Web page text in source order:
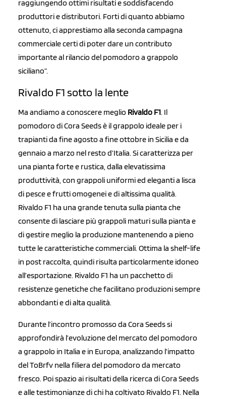
raggiungendo ottimi risultati e soddisfacendo
produttori e distributori. Forti di quanto abbiamo
ottenuto, ci apprestiamo alla seconda campagna
commerciale certi di poter dare un contributo
importante al rilancio del pomodoro a grappolo
siciliano”.
Rivaldo F1 sotto la lente
Ma andiamo a conoscere meglio Rivaldo F1. Il
pomodoro di Cora Seeds è il grappolo ideale per i
trapianti da fine agosto a fine ottobre in Sicilia e da
gennaio a marzo nel resto d’Italia. Si caratterizza per
una pianta forte e rustica, dalla elevatissima
produttività, con grappoli uniformi ed eleganti a lisca
di pesce e frutti omogenei e di altissima qualità.
Rivaldo F1 ha una grande tenuta sulla pianta che
consente di lasciare più grappoli maturi sulla pianta e
di gestire meglio la produzione mantenendo a pieno
tutte le caratteristiche commerciali. Ottima la shelf-life
in post raccolta, quindi risulta particolarmente idoneo
all’esportazione. Rivaldo F1 ha un pacchetto di
resistenze genetiche che facilitano produzioni sempre
abbondanti e di alta qualità.
Durante l’incontro promosso da Cora Seeds si
approfondirà l’evoluzione del mercato del pomodoro
a grappolo in Italia e in Europa, analizzando l’impatto
del ToBrfv nella filiera del pomodoro da mercato
fresco. Poi spazio ai risultati della ricerca di Cora Seeds
e alle testimonianze di chi ha coltivato Rivaldo F1. Nella